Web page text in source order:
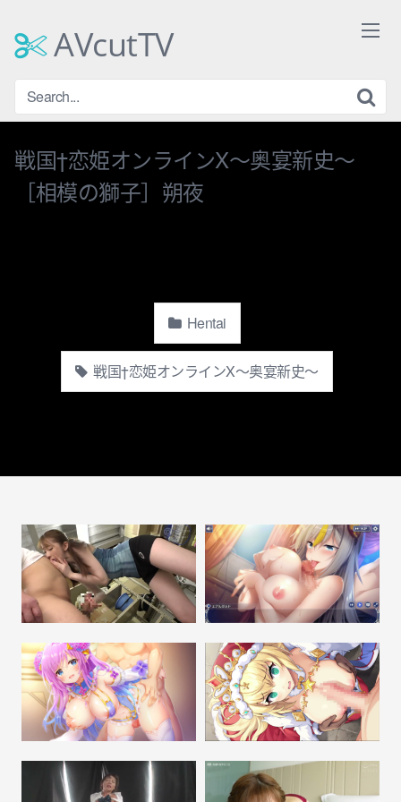
contentAVcutTV
戦国†恋姫オンラインX〜奥宴新史〜
［相模の獅子］朔夜
Hentai
戦国†恋姫オンラインX〜奥宴新史〜